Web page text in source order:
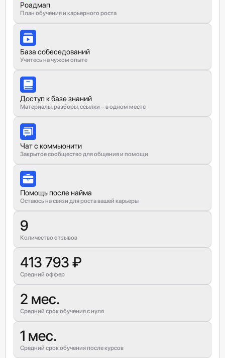
Роадмап
План обучения и карьерного роста
База собеседований
Учитесь на чужом опыте
Доступ к базе знаний
Материалы, разборы, ссылки – в одном месте
Чат с коммьюнити
Закрытое сообщество для общения и помощи
Помощь после найма
Остаюсь на связи для роста вашей карьеры
9
Количество отзывов
413 793 ₽
Средний оффер
2 мес.
Средний срок обучения с нуля
1 мес.
Средний срок обучения после курсов